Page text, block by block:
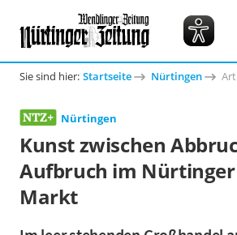
Sie sind hier: Startseite Nürtingen
Nürtingen
Kunst zwischen
Aufbruch im Nürtinger
Markt